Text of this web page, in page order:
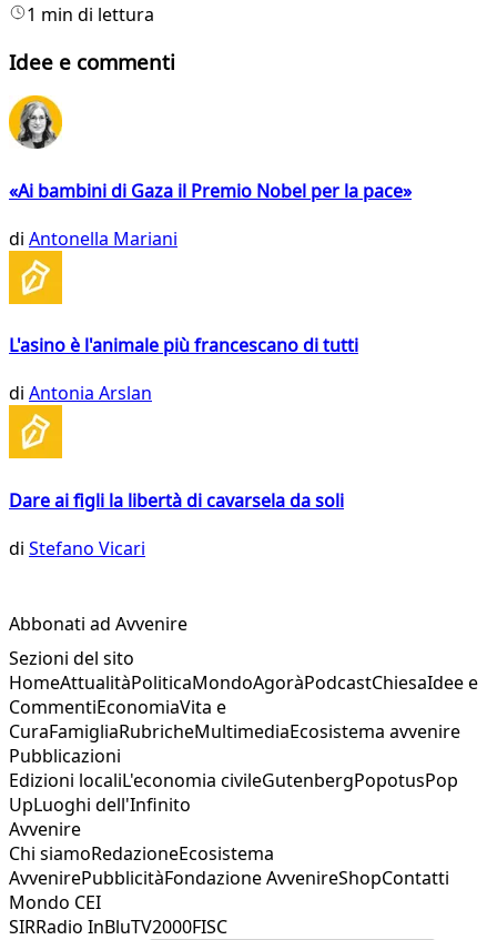
1 min di lettura
Idee e commenti
«Ai bambini di Gaza il Premio Nobel per la pace»
di Antonella Mariani
L'asino è l'animale più francescano di tutti
di Antonia Arslan
Dare ai figli la libertà di cavarsela da soli
di Stefano Vicari
Abbonati ad Avvenire
Sezioni del sito
HomeAttualitàPoliticaMondoAgoràPodcastChiesaIdee e
CommentiEconomiaVita e
CuraFamigliaRubricheMultimediaEcosistema avvenire
Pubblicazioni
Edizioni localiL'economia civileGutenbergPopotusPop
UpLuoghi dell'Infinito
Avvenire
Chi siamoRedazioneEcosistema
AvvenirePubblicitàFondazione AvvenireShopContatti
Mondo CEI
SIRRadio InBluTV2000FISC